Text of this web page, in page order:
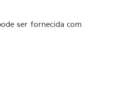
ser fornecida com